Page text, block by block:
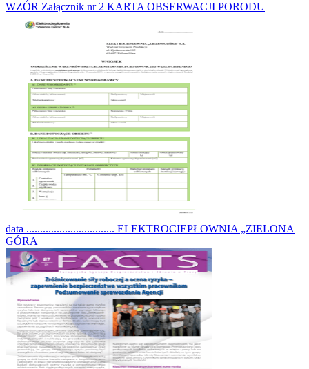
WZÓR Załącznik nr 2 KARTA OBSERWACJI PORODU
data ................................ ELEKTROCIEPŁOWNIA „ZIELONA
GÓRA